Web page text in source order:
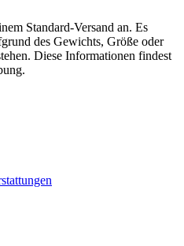
Standard-Versand an. Es
des Gewichts, Größe oder
Diese Informationen findest